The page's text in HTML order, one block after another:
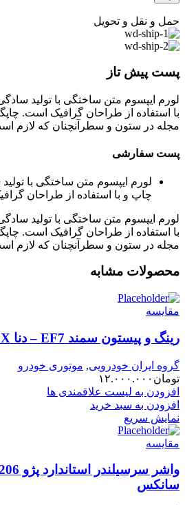
حمل و نقل و تحویل
پست پیش تاز
لورم ایپسوم متن ساختگی با تولید
با استفاده از طراحان گرافیک است.
مجله در ستون و سطرآنچنان که لازم
پست سفارشی
لورم ایپسوم متن ساختگی با
چاپ و با استفاده از طراحان
لورم ایپسوم متن ساختگی با تولید
با استفاده از طراحان گرافیک است.
مجله در ستون و سطرآنچنان که لازم
محصولات مشابه
مقایسه
رینگ و پیستون سمند EF7 – دنا SUNEX سانکس
گروه ایران خودرویی, موتوری خودرو
تومان ۱۲.۰۰۰.۰۰۰
افزودن به لیست علاقمندی ها
افزودن به سبد خرید
نمایش سریع
مقایسه
سانکس